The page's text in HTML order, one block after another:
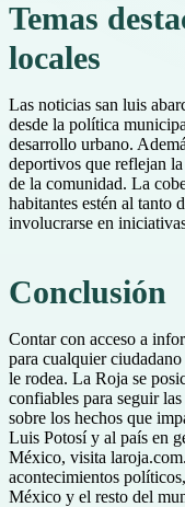
Temas
locales
Las noticias san luis
desde la política
desarrollo urbano.
deportivos que reflejan
de la comunidad. La
habitantes estén al tanto
involucrarse en
Conclusión
Contar con acceso a
para cualquier
le rodea. La Roja se
confiables para seguir
sobre los hechos que
Luis Potosí y al país en
México, visita
acontecimientos
México y el resto del